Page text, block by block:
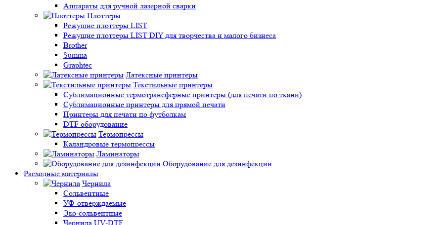
Аппараты для ручной лазерной сварки
Плоттеры
Режущие плоттеры LIST
Режущие плоттеры LIST DIY для творчества и малого бизнеса
Brother
Summa
Graphtec
Латексные принтеры
Текстильные принтеры
Сублимационные термотрансферные принтеры (для печати по ткани)
Сублимационные принтеры для прямой печати
Принтеры для печати по футболкам
DTF оборудование
Термопрессы
Каландровые термопрессы
Ламинаторы
Оборудование для дезинфекции
Расходные материалы
Чернила
Сольвентные
УФ-отверждаемые
Эко-сольвентные
Чернила UV-DTF